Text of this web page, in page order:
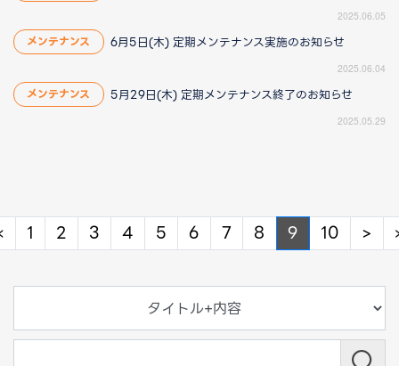
2025.06.05
メンテナンス 6月5日(木) 定期メンテナンス実施のお知らせ
2025.06.04
メンテナンス 5月29日(木) 定期メンテナンス終了のお知らせ
2025.05.29
Previous
1 2 3 4 5 6 7 8 9 10 >